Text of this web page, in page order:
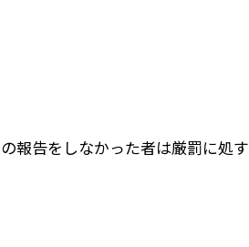
報告をしなかった者は厳罰に処す